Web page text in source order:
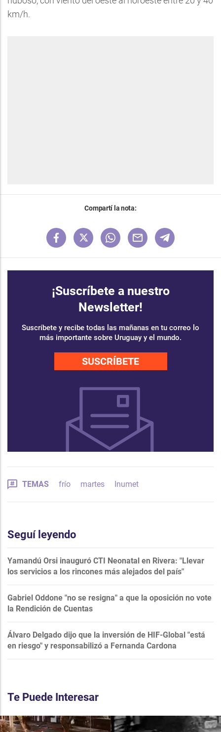
km/h.
Compartí la nota:
¡Suscríbete a nuestro
Newsletter!
Suscríbete y recibe todas las mañanas en tu correo lo
más importante sobre Uruguay y el mundo.
SUSCRÍBETE
TEMAS frío martes Inumet
Seguí leyendo
Yamandú Orsi inauguró CTI Neonatal en Rivera: "Llevar
los servicios a los rincones más alejados del país"
Gabriel Oddone "no se resigna" a que la oposición no vote
la Rendición de Cuentas
Álvaro Delgado dijo que la inversión de HIF-Global "está
en riesgo" y responsabilizó a Fernanda Cardona
Te Puede Interesar